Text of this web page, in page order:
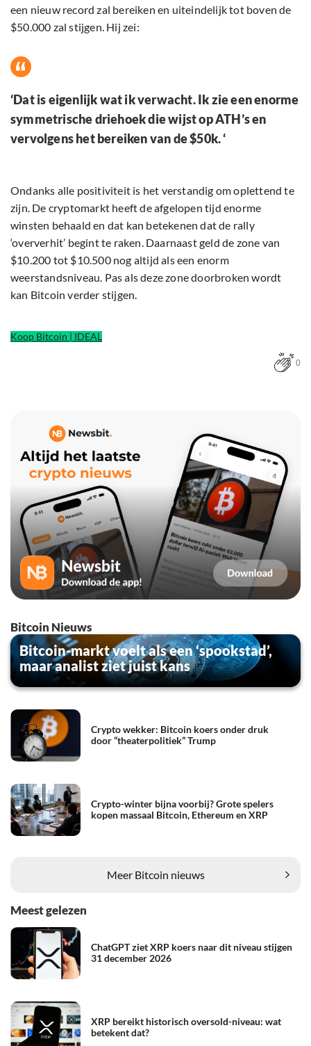
een nieuw record zal bereiken en uiteindelijk tot boven de
$50.000 zal stijgen. Hij zei:
‘Dat is eigenlijk wat ik verwacht. Ik zie een enorme
symmetrische driehoek die wijst op ATH’s en
vervolgens het bereiken van de $50k. ‘
Ondanks alle positiviteit is het verstandig om oplettend te
zijn. De cryptomarkt heeft de afgelopen tijd enorme
winsten behaald en dat kan betekenen dat de rally
‘oververhit’ begint te raken. Daarnaast geld de zone van
$10.200 tot $10.500 nog altijd als een enorm
weerstandsniveau. Pas als deze zone doorbroken wordt
kan Bitcoin verder stijgen.
Koop Bitcoin | IDEAL
0
Bitcoin Nieuws
Bitcoin-markt voelt als een ‘spookstad’,
maar analist ziet juist kans
Crypto wekker: Bitcoin koers onder druk
door “theaterpolitiek” Trump
Crypto-winter bijna voorbij? Grote spelers
kopen massaal Bitcoin, Ethereum en XRP
Meer Bitcoin nieuws
Meest gelezen
ChatGPT ziet XRP koers naar dit niveau stijgen
31 december 2026
XRP bereikt historisch oversold-niveau: wat
betekent dat?